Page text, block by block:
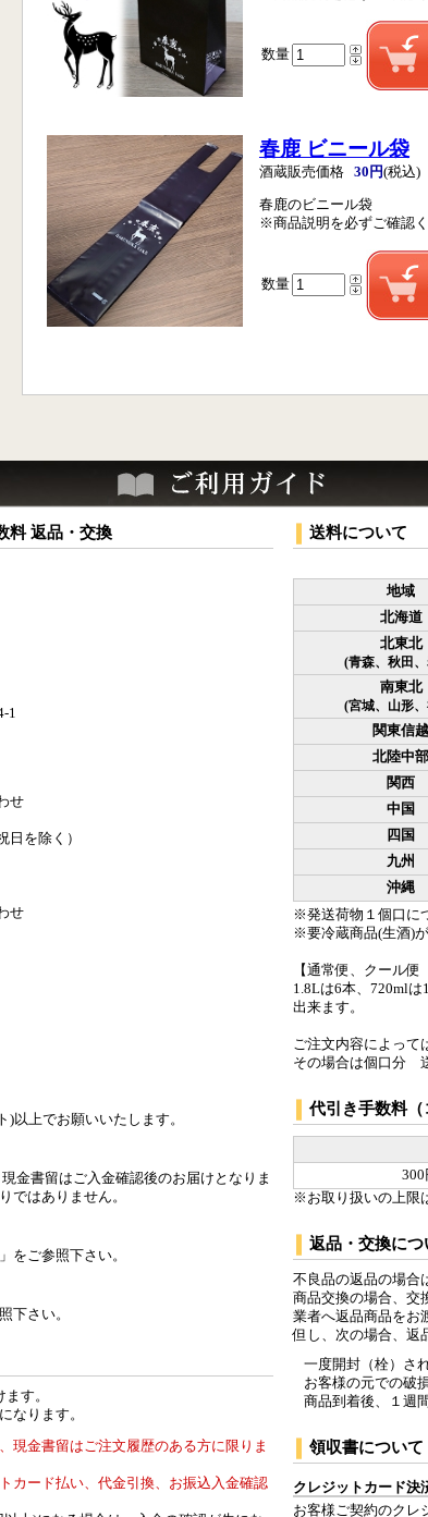
数量
春鹿 ビニール袋
酒蔵販売価格 30円(税込)
春鹿のビニール袋
※商品説明を必ずご確認
数量
料 返品・交換
1
せ
を除く）
せ
以上でお願いいたします。
金書留はご入金確認後のお届けとなりま
ではありません。
をご参照下さい。
下さい。
す。
なります。
現金書留はご注文履歴のある方に限りま
カード払い、代金引換、お振込入金確認
送料について
地域
北海道
北東北
(青森、秋田
南東北
(宮城、山形
関東信越
北陸中部
関西
中国
四国
九州
沖縄
※発送荷物１個口に
※要冷蔵商品(生酒)
【通常便、クール便
1.8Lは6本、720ml
出来ます。
ご注文内容によって
その場合は個口分
代引き手数料
300
※お取り扱いの上限
返品・交換につ
不良品の返品の場合
商品交換の場合、交
業者へ返品商品をお
但し、次の場合、返
一度開封（栓）さ
お客様の元での破
商品到着後、１週
領収書について
クレジットカード決
お客様ご契約のクレ